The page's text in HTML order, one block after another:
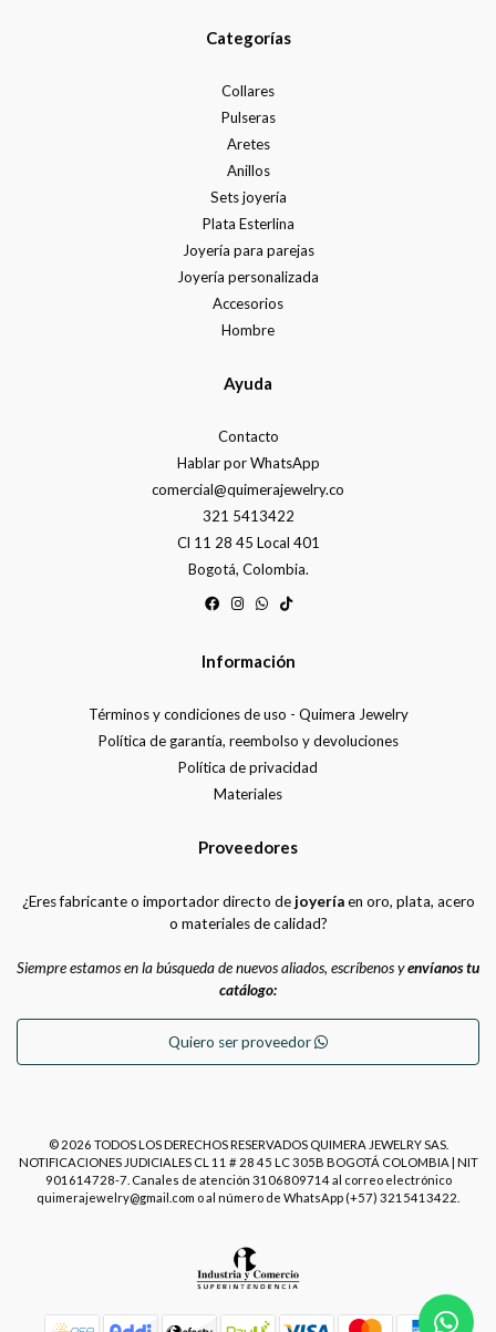
Categorías
Collares
Pulseras
Aretes
Anillos
Sets joyería
Plata Esterlina
Joyería para parejas
Joyería personalizada
Accesorios
Hombre
Ayuda
Contacto
Hablar por WhatsApp
comercial@quimerajewelry.co
321 5413422
Cl 11 28 45 Local 401
Bogotá, Colombia.
Información
Términos y condiciones de uso - Quimera Jewelry
Política de garantía, reembolso y devoluciones
Política de privacidad
Materiales
Proveedores
¿Eres fabricante o importador directo dejoyeríaen oro, plata, acero
o materiales de calidad?
Siempre estamos en la búsqueda de nuevos aliados, escríbenos yenvíanos tu
catálogo:
Quiero ser proveedor
© 2026 TODOS LOS DERECHOS RESERVADOS QUIMERA JEWELRY SAS.
NOTIFICACIONES JUDICIALES CL 11 # 28 45 LC 305B BOGOTÁ COLOMBIA | NIT
901614728-7. Canales de atención 3106809714 al correo electrónico
quimerajewelry@gmail.com o al número de WhatsApp (+57) 3215413422.